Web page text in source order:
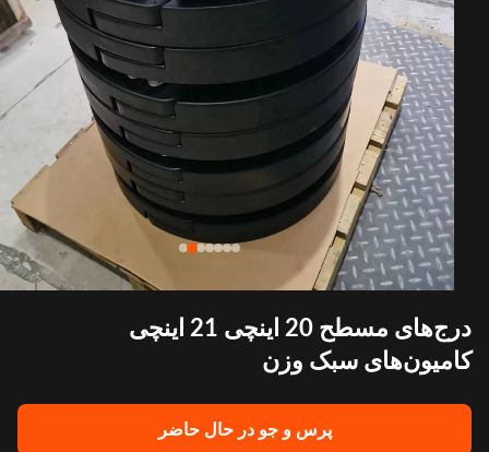
درج‌های مسطح 20 اینچی 21 اینچی
سبک وزن
پرس و جو در حال حاضر